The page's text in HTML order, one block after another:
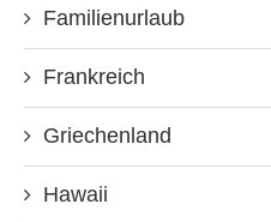
Familienurlaub
Frankreich
Griechenland
Hawaii